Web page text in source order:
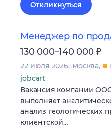
Откликнуться
Менеджер по
130 000–140 000 ₽
22 июля 2026 Москва
jobcart
Вакансия компании
выполняет
анализ геологических
клиентской…